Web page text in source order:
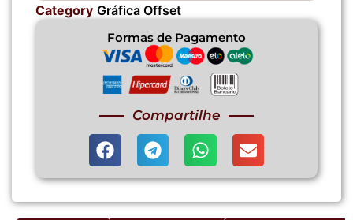
Category Gráfica Offset
Formas de Pagamento
Compartilhe